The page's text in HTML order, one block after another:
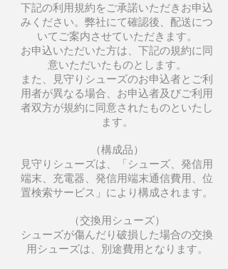
下記の利用規約をご承諾いただきお申込
みください。弊社にて確認後、配送につ
いてご案内させていただきます。
お申込いただいた方は、下記の規約に同
意いただいたものとします。
また、見守りシューズのお申込者とご利
用者が異なる場合、お申込者及びご利用
者双方が規約に同意されたものといたし
ます。
（構成品）
見守りシューズは、「シューズ、発信用
端末、充電器、発信用端末通信費用、位
置検索サービス」により構成されます。
（交換用シューズ）
シューズが傷んだり破損した場合の交換
用シューズは、別途費用となります。